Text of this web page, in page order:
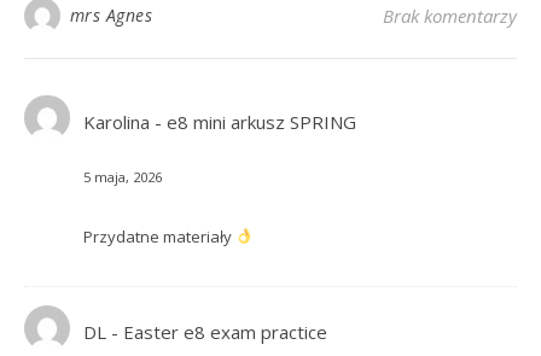
mrs Agnes Brak komentarzy
Karolina - e8 mini arkusz SPRING
5 maja, 2026
Przydatne materiały
DL- Easter e8 exam practice